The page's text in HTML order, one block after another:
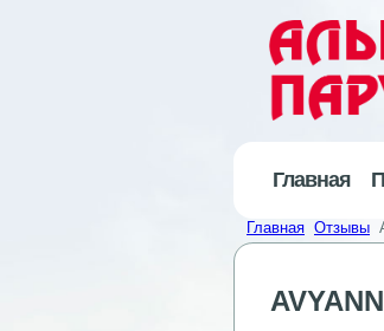
Главная
Главная Отзывы